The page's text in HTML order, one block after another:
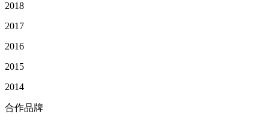
2018
2017
2016
2015
2014
合作品牌